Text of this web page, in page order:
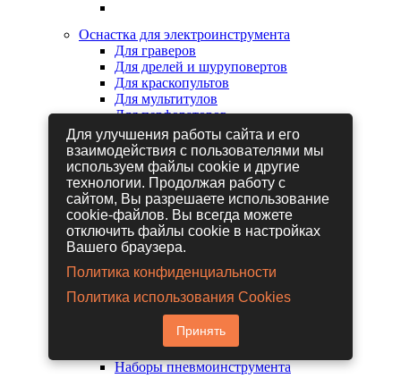
Оснастка для электроинструмента
Для граверов
Для дрелей и шуруповертов
Для краскопультов
Для мультитулов
Для перфораторов
Для сабельных пил
Для строительных фенов
Для фрезеров
Для шлифовальных машин
Для электрических лобзиков
Для электрических ножниц
Для электрических пил
Для электрических рубанков
Гайковерты пневматические
Дрели пневматические
Другие пневмоинструменты
Заклепочники пневматические
Наборы пневмоинструмента
Для улучшения работы сайта и его
взаимодействия с пользователями мы
используем файлы cookie и другие
технологии. Продолжая работу с
сайтом, Вы разрешаете использование
cookie-файлов. Вы всегда можете
отключить файлы cookie в настройках
Вашего браузера.
Политика конфиденциальности
Политика использования Cookies
Принять